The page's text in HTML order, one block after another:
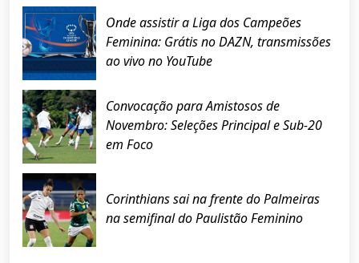
Onde assistir a Liga dos Campeões
Feminina: Grátis no DAZN, transmissões
ao vivo no YouTube
Convocação para Amistosos de
Novembro: Seleções Principal e Sub-20
em Foco
Corinthians sai na frente do Palmeiras
na semifinal do Paulistão Feminino